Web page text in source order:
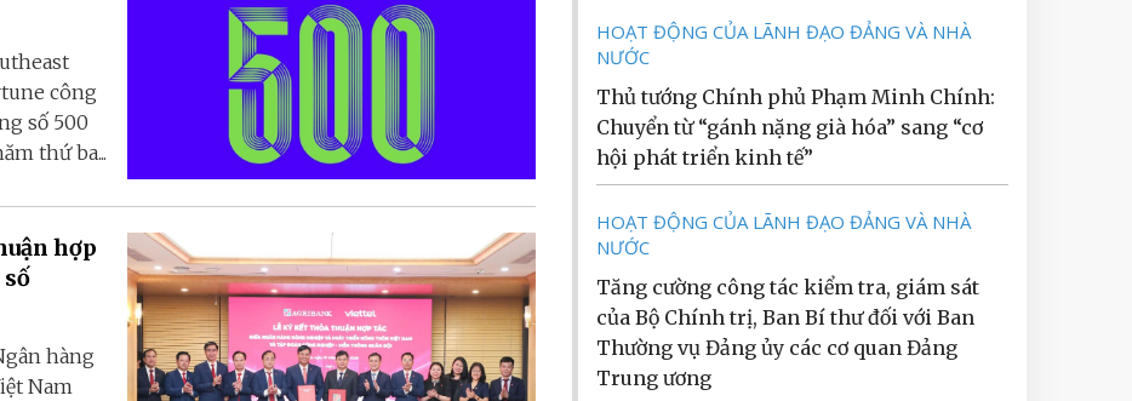
công
số 500
thứ ba...
hợp
hàng
Nam
HOẠT ĐỘNG CỦA LÃNH ĐẠO ĐẢNG VÀ NHÀ
NƯỚC
Thủ tướng Chính phủ Phạm Minh Chính:
Chuyển từ “gánh nặng già hóa” sang “cơ
hội phát triển kinh tế”
HOẠT ĐỘNG CỦA LÃNH ĐẠO ĐẢNG VÀ NHÀ
NƯỚC
Tăng cường công tác kiểm tra, giám sát
của Bộ Chính trị, Ban Bí thư đối với Ban
Thường vụ Đảng ủy các cơ quan Đảng
Trung ương